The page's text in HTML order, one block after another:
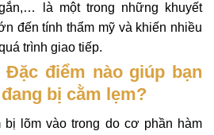
là một trong những khuyết
đến tính thẩm mỹ và khiến nhiều
trình giao tiếp.
điểm nào giúp bạn
bị cằm lẹm?
bị lõm vào trong do cơ phần hàm